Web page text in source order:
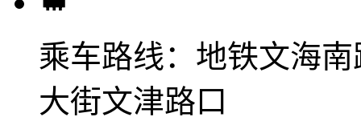
乘车路线： 地铁文海
大街文津路口